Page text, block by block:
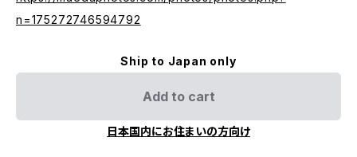
n=175272746594792
Ship to Japan only
Add to cart
日本国内にお住まいの方向け